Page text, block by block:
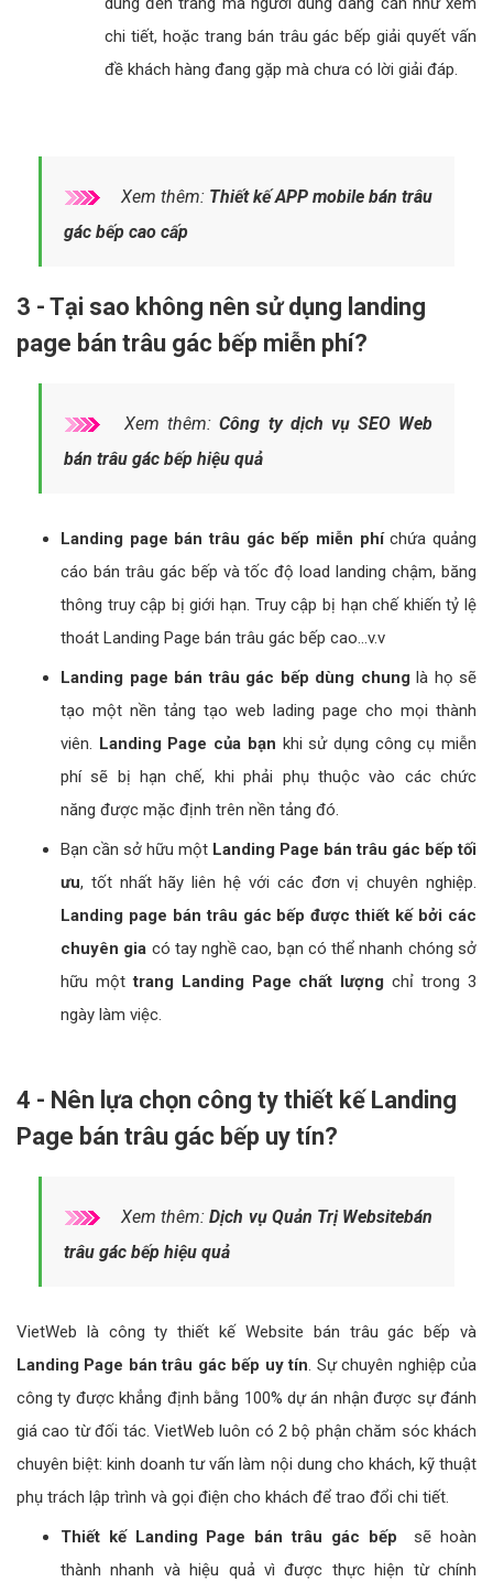
gác bếp cao cấp, chuẩn SEO
Đưa người xem đến một trang bán trâu gác bếp
Đặc điểm
Xây dựng nút kêu gọi hành động chuẩn, đưa người
dùng đến trang mà người dùng đang cần như xem
chi tiết, hoặc trang bán trâu gác bếp giải quyết vấn
đề khách hàng đang gặp mà chưa có lời giải đáp.
Xem thêm:Thiết kế APP mobile bán trâu
gác bếp cao cấp
3 - Tại sao không nên sử dụng landing
page bán trâu gác bếp miễn phí?